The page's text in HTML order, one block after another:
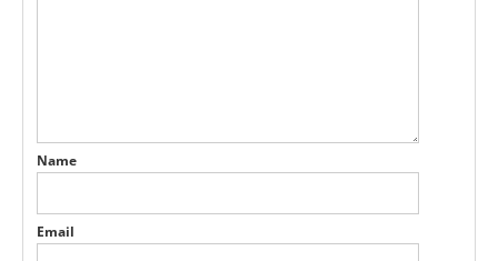
Name
Email